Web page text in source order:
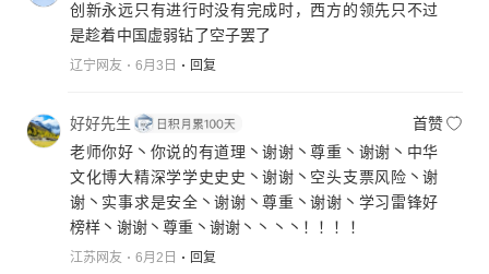
创新永远只有进行时没有完成时，西方的领先只不过
是趁着中国虚弱钻了空子罢了
辽宁网友 6月3日 回复
好好先生
首赞
老师你好丶你说的有道理丶谢谢丶尊重丶谢谢丶中华
文化博大精深学学史史史丶谢谢丶空头支票风险丶谢
谢丶实事求是安全丶谢谢丶尊重丶谢谢丶学习雷锋好
榜样丶谢谢丶尊重丶谢谢丶丶丶丶！！！！
江苏网友 6月2日 回复